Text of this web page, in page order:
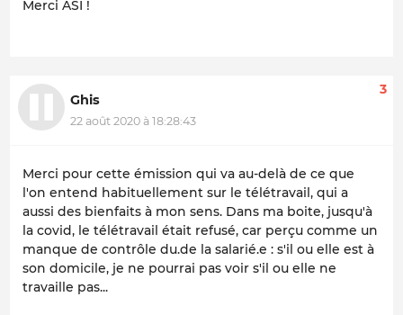
Merci ASI !
Ghis
22 août 2020 à 18:28:43
3
Merci pour cette émission qui va au-delà de ce que
l'on entend habituellement sur le télétravail, qui a
aussi des bienfaits à mon sens. Dans ma boite, jusqu'à
la covid, le télétravail était refusé, car perçu comme un
manque de contrôle du.de la salarié.e : s'il ou elle est à
son domicile, je ne pourrai pas voir s'il ou elle ne
travaille pas...